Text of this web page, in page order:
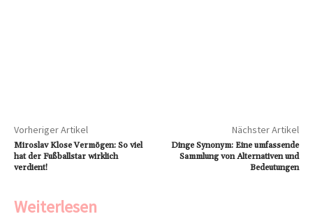
Vorheriger Artikel
Miroslav Klose Vermögen: So viel
hat der Fußballstar wirklich
verdient!
Nächster Artikel
Dinge Synonym: Eine umfassende
Sammlung von Alternativen und
Bedeutungen
Weiterlesen